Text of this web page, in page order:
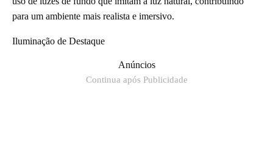
para um ambiente mais realista e imersivo.
Iluminação de Destaque
Anúncios
Continua após Publicidade